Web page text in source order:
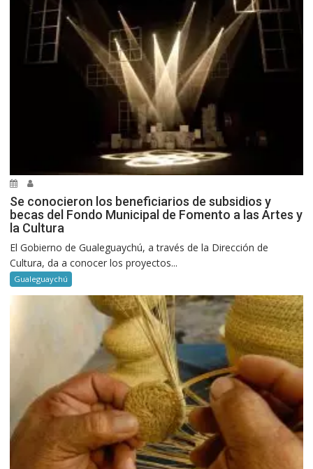
Se conocieron los beneficiarios de subsidios y
becas del Fondo Municipal de Fomento a las Artes y
la Cultura
El Gobierno de Gualeguaychú, a través de la Dirección de
Cultura, da a conocer los proyectos...
Gualeguaychú